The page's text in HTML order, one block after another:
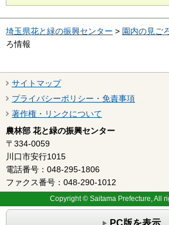
埼玉県花と緑の振興センター > 園内の見ご
ろ情報
サイトマップ
プライバシーポリシー・免責事項
著作権・リンクについて
農林部 花と緑の振興センター
〒334-0059
川口市安行1015
電話番号：048-295-1806
ファクス番号：048-290-1012
Copyright © Saitama Prefecture, All
PC版を表示